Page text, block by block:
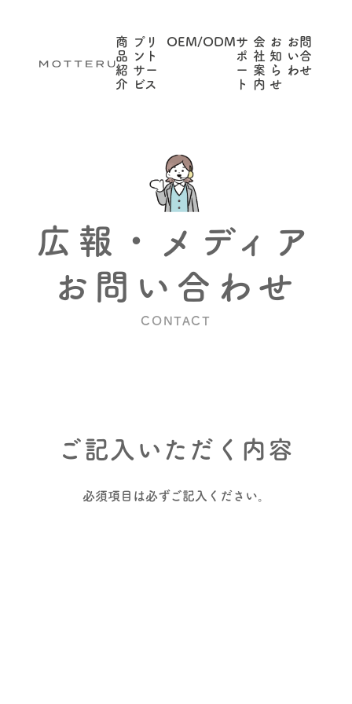
商
品
紹
介
プリ
ント
サー
ビス
OEM/ODMサ
ポ
ー
ト
会
社
案
内
お
知
ら
せ
お問
い合
わせ
広報・メディア
お問い合わせ
CONTACT
ご記入いただく内容
必須項目は必ずご記入ください。